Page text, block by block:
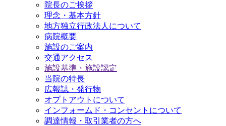
院長のご挨拶
理念・基本方針
地方独立行政法人について
病院概要
施設のご案内
交通アクセス
施設基準・施設認定
当院の特長
広報誌・発行物
オプトアウトについて
インフォームド・コンセントについて
調達情報・取引業者の方へ